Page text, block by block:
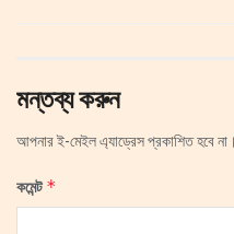
মন্তব্য করুন
আপনার ই-মেইল এ্যাড্রেস প্রকাশিত হবে না।
কমেন্ট*